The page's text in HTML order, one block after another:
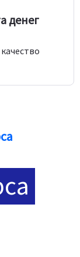
денег